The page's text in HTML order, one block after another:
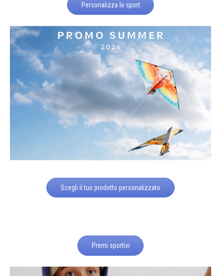
Personalizza lo sport
Scegli il tuo prodotto personalizzato
Premi sportivi